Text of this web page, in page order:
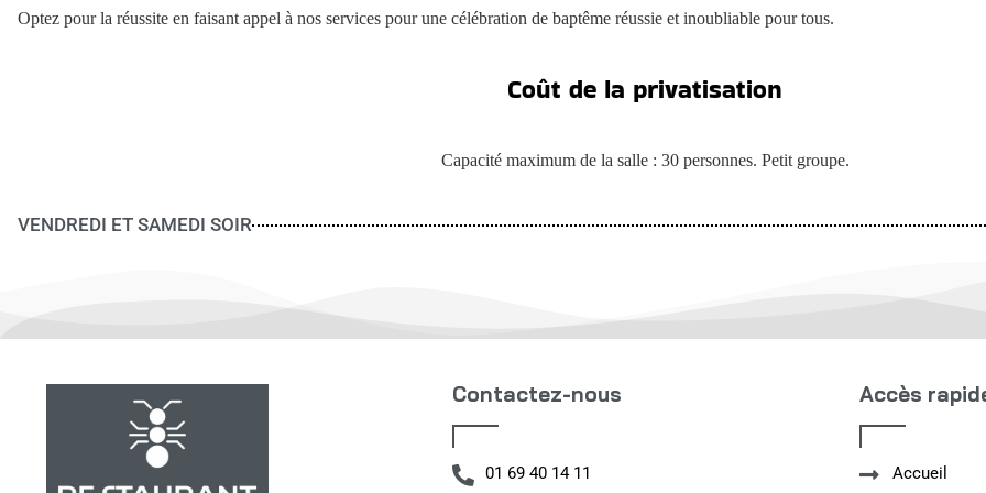
Optez pour la réussite en faisant appel à nos services pour une célébration de baptême réussie et inoubliable pour tous.
Coût de la privatisation
Capacité maximum de la salle : 30 personnes. Petit groupe.
VENDREDI ET SAMEDI SOIR
Contactez-nous
01 69 40 14 11
Accès
Accueil